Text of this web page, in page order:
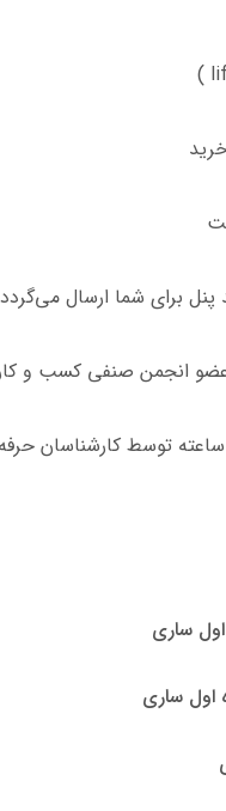
پنل برای شما ارسال می‌گردد
عضو انجمن صنفی کسب و
ساری
اول ساری